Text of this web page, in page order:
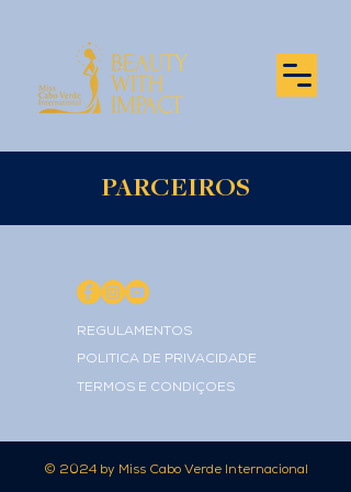
PARCEIROS
REGULAMENTOS
POLÍTICA DE PRIVACIDADE
TERMOS E CONDIÇÕES
© 2024 by Miss Cabo Verde Internacional